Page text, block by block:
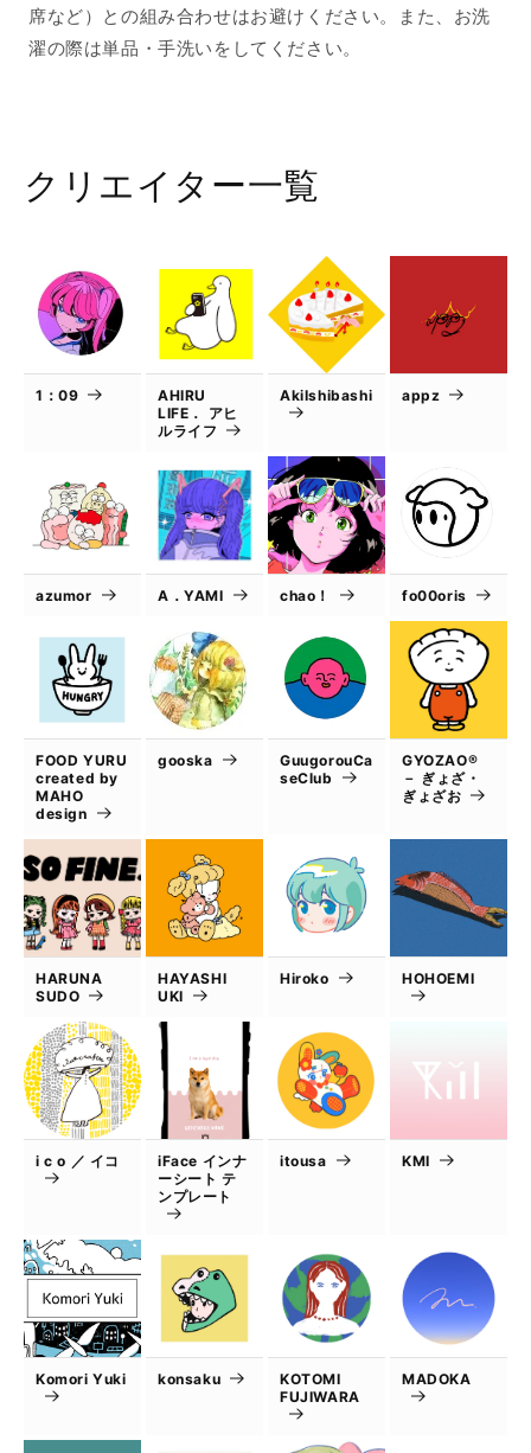
席など）との組み合わせはお避けください。また、お洗
濯の際は単品・手洗いをしてください。
クリエイター一覧
1：09
AHIRU
LIFE． アヒ
ルライフ
AkiIshibashi appz
azumor A．YAMI chao！ fo00oris
FOOD YURU
created by
MAHO
design
gooska
GuugorouCa
seClub
GYOZAO®
－ ぎょざ・
ぎょざお
HARUNA
SUDO
HAYASHI
UKI
Hiroko HOHOEMI
i c o ／ イコ
iFace インナ
ーシート テ
ンプレート
itousa KMI
Komori Yuki konsaku
KOTOMI
FUJIWARA
MADOKA